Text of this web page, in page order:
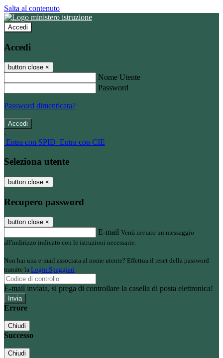
Salta al contenuto
Accedi
Accedi
button close ×
Nome Utente
Password
Password dimenticata?
-
Entra con SPID Entra con CIE
Seleziona utente
button close ×
Recupero password
button close ×
E-mail Verrà inviato un messaggio
all'indirizzo indicato con le istruzioni necessarie.
Non hai una e-mail associata al nome utente? Effettua il reset della password
tramite la Login Spaggiari
E-mail inviata, si prega di controllare la casella di posta elettronica!
Errore
Chiudi
Successo
Chiudi